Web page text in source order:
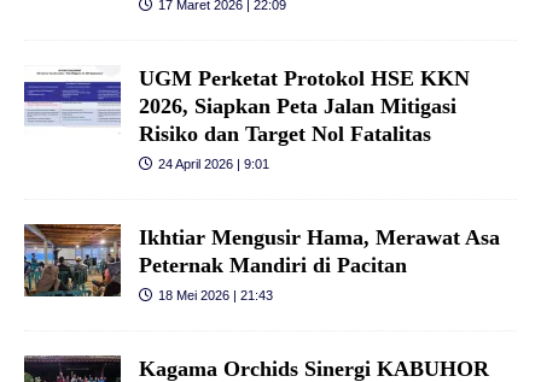
17 Maret 2026 | 22:09
UGM Perketat Protokol HSE KKN
2026, Siapkan Peta Jalan Mitigasi
Risiko dan Target Nol Fatalitas
24 April 2026 | 9:01
Ikhtiar Mengusir Hama, Merawat Asa
Peternak Mandiri di Pacitan
18 Mei 2026 | 21:43
Kagama Orchids Sinergi KABUHOR